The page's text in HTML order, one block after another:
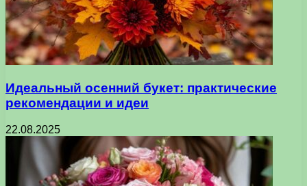
Идеальный осенний букет: практические
рекомендации и идеи
22.08.2025